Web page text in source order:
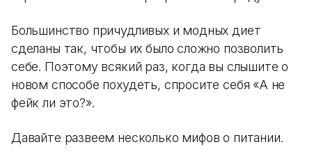
Большинство причудливых и модных диет
сделаны так, чтобы их было сложно позволить
себе. Поэтому всякий раз, когда вы слышите о
новом способе похудеть, спросите себя «А не
фейк ли это?».
Давайте развеем несколько мифов о питании.